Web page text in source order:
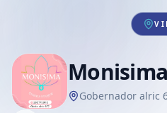
Monisima
Gobernador alric